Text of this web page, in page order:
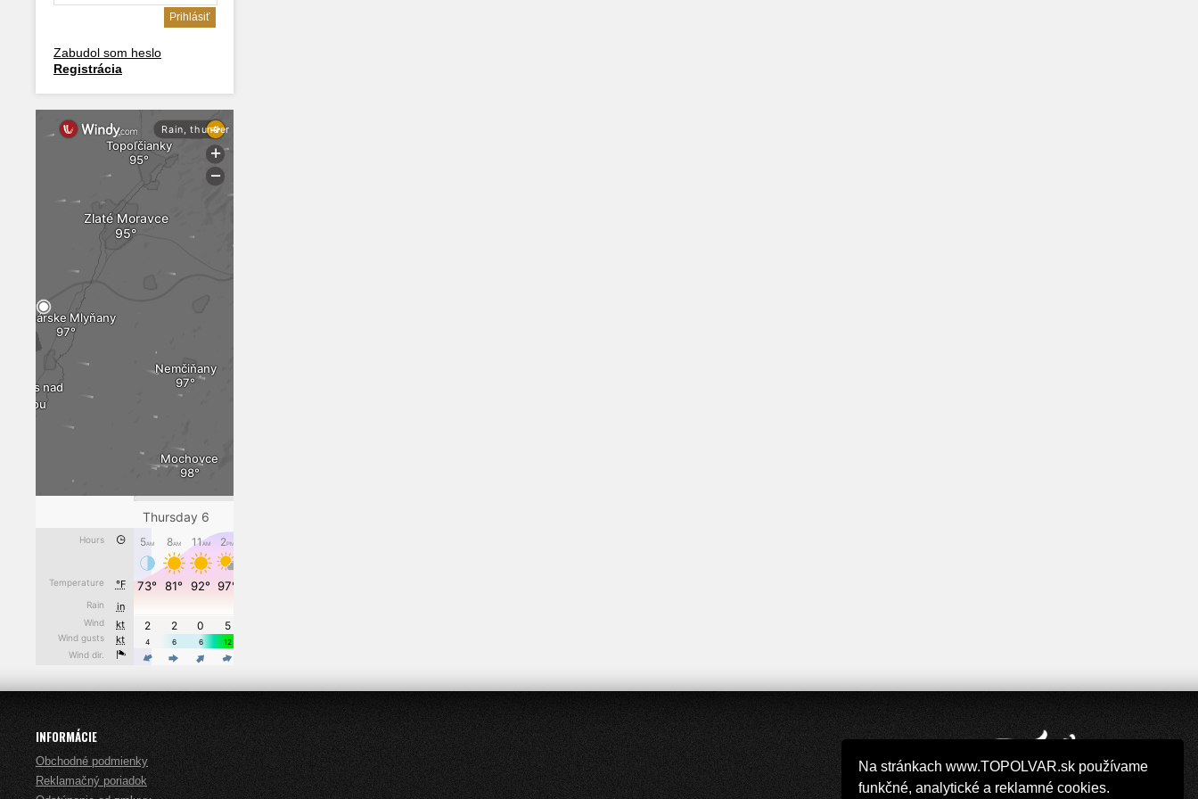
Na stránkach www.TOPOLVAR.sk používame
funkčné, analytické a reklamné cookies.
Zabudol som heslo
Registrácia
INFORMÁCIE
Obchodné podmienky
Reklamačný poriadok